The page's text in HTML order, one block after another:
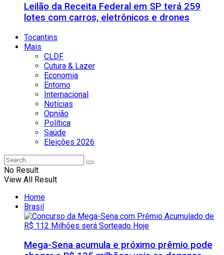
Leilão da Receita Federal em SP terá 259
lotes com carros, eletrônicos e drones
Tocantins
Mais
CLDF
Cutura & Lazer
Economia
Entorno
Internacional
Notícias
Opnião
Política
Saúde
Eleições 2026
No Result
View All Result
Home
Brasil
Mega-Sena acumula e próximo prêmio pode